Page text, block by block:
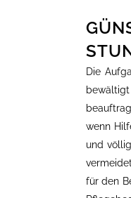
Die
wenn
und
für den